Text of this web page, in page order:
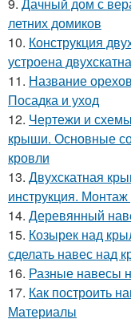
летних домиков
10. Конструкция
устроена
11. Название
Посадка и уход
12. Чертежи и
крыши. Основные
кровли
13. Двухскатная
инструкция.
14. Деревянный
15. Козырек над
сделать навес над
16. Разные навесы
17. Как построить
Материалы